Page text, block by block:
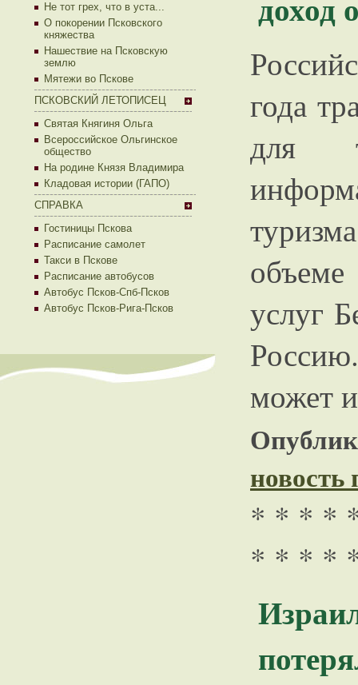
Не тот грех, что в уста...
О покорении Псковского
княжества
Нашествие на Псковскую
землю
Мятежи во Пскове
ПСКОВСКИЙ ЛЕТОПИСЕЦ
Святая Княгиня Ольга
Всероссийское Ольгинское
общество
На родине Князя Владимира
Кладовая истории (ГАПО)
СПРАВКА
Гостиницы Пскова
Расписание самолет
Такси в Пскове
Расписание автобусов
Автобус Псков-Спб-Псков
Автобус Псков-Рига-Псков
года
для
услуг
может
* * * *
* * * *